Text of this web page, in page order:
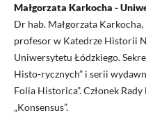
Małgorzata Karkocha -
Dr hab. Małgorzata
profesor w Katedrze Historii
Uniwersytetu Łódzkiego.
Histo-rycznych” i serii
Folia Historica”. Członek
„Konsensus”.